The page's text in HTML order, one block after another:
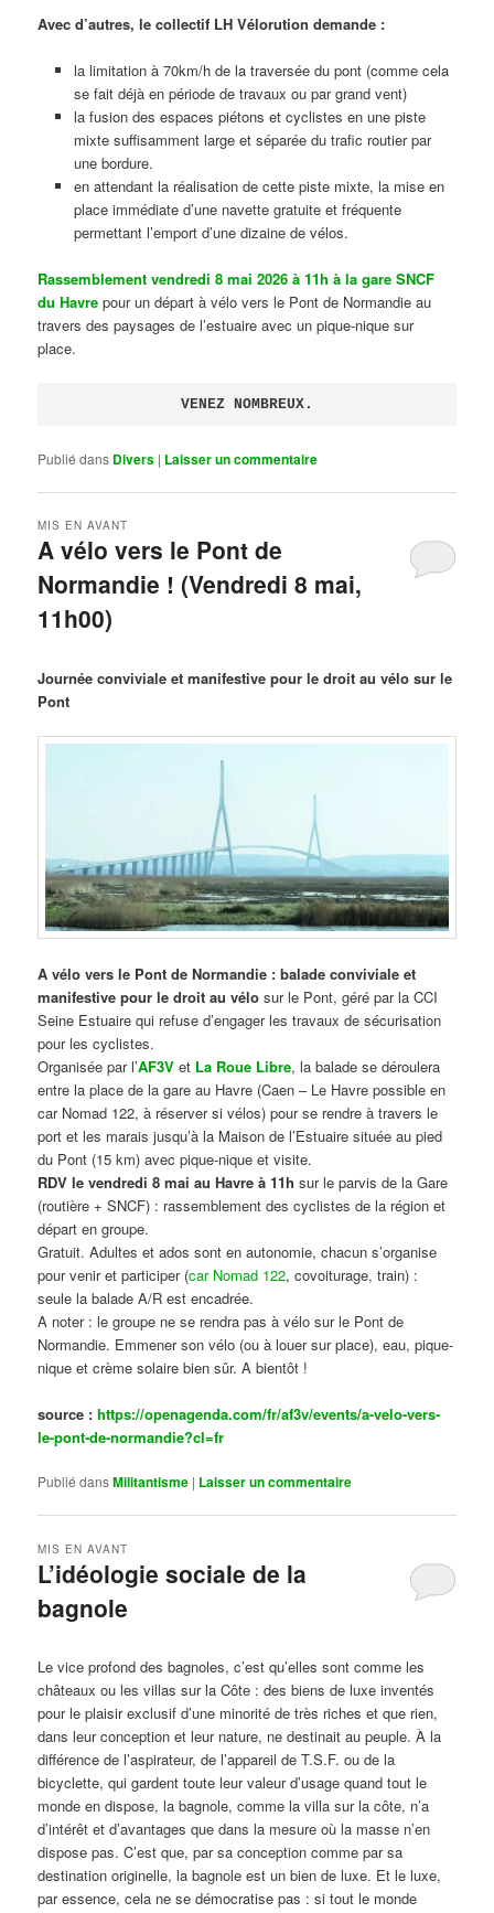
Avec d’autres, le collectif LH Vélorution demande :
la limitation à 70km/h de la traversée du pont (comme cela
se fait déjà en période de travaux ou par grand vent)
la fusion des espaces piétons et cyclistes en une piste
mixte suffisamment large et séparée du trafic routier par
une bordure.
en attendant la réalisation de cette piste mixte, la mise en
place immédiate d’une navette gratuite et fréquente
permettant l’emport d’une dizaine de vélos.
Rassemblement vendredi 8 mai 2026 à 11h à la gare SNCF
du Havre pour un départ à vélo vers le Pont de Normandie au
travers des paysages de l’estuaire avec un pique-nique sur
place.
VENEZ NOMBREUX.
Publié dans Divers | Laisser un commentaire
A vélo vers le Pont de
Normandie ! (Vendredi 8 mai,
11h00)
MIS EN AVANT
Journée conviviale et manifestive pour le droit au vélo sur le
Pont
A vélo vers le Pont de Normandie : balade conviviale et
manifestive pour le droit au vélo sur le Pont, géré par la CCI
Seine Estuaire qui refuse d’engager les travaux de sécurisation
pour les cyclistes.
Organisée par l’AF3V et La Roue Libre, la balade se déroulera
entre la place de la gare au Havre (Caen – Le Havre possible en
car Nomad 122, à réserver si vélos) pour se rendre à travers le
port et les marais jusqu’à la Maison de l’Estuaire située au pied
du Pont (15 km) avec pique-nique et visite.
RDV le vendredi 8 mai au Havre à 11h sur le parvis de la Gare
(routière + SNCF) : rassemblement des cyclistes de la région et
départ en groupe.
Gratuit. Adultes et ados sont en autonomie, chacun s’organise
pour venir et participer (car Nomad 122, covoiturage, train) :
seule la balade A/R est encadrée.
A noter : le groupe ne se rendra pas à vélo sur le Pont de
Normandie. Emmener son vélo (ou à louer sur place), eau, pique-
nique et crème solaire bien sûr. A bientôt !
source :https://openagenda.com/fr/af3v/events/a-velo-vers-
le-pont-de-normandie?cl=fr
Publié dansMilitantisme | Laisser un commentaire
L’idéologie sociale de la
bagnole
MIS EN AVANT
Le vice profond des bagnoles, c’est qu’elles sont comme les
châteaux ou les villas sur la Côte : des biens de luxe inventés
pour le plaisir exclusif d’une minorité de très riches et que rien,
dans leur conception et leur nature, ne destinait au peuple. À la
différence de l’aspirateur, de l’appareil de T.S.F. ou de la
bicyclette, qui gardent toute leur valeur d’usage quand tout le
monde en dispose, la bagnole, comme la villa sur la côte, n’a
d’intérêt et d’avantages que dans la mesure où la masse n’en
dispose pas. C’est que, par sa conception comme par sa
destination originelle, la bagnole est un bien de luxe. Et le luxe,
par essence, cela ne se démocratise pas : si tout le monde